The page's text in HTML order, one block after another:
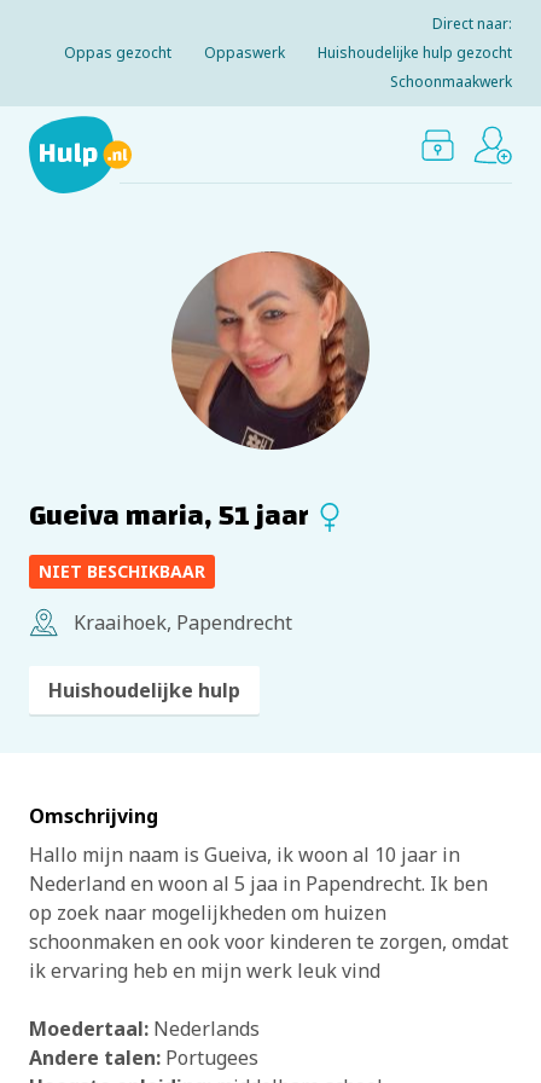
Direct naar:
Oppas gezocht
Oppaswerk
Huishoudelijke hulp gezocht
Schoonmaakwerk
Gueiva maria, 51 jaar
NIET BESCHIKBAAR
Kraaihoek, Papendrecht
Huishoudelijke hulp
Omschrijving
Hallo mijn naam is Gueiva, ik woon al 10 jaar in
Nederland en woon al 5 jaa in Papendrecht. Ik ben
op zoek naar mogelijkheden om huizen
schoonmaken en ook voor kinderen te zorgen, omdat
ik ervaring heb en mijn werk leuk vind
Moedertaal: Nederlands
Andere talen: Portugees